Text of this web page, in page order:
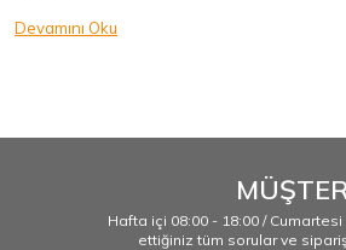
Devamını Oku
Hafta içi 08:00 - 18:00 /
ettiğiniz tüm sorular ve